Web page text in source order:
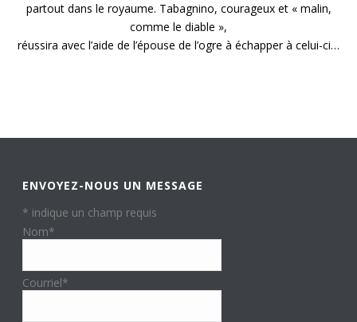
partout dans le royaume. Tabagnino, courageux et « malin,
comme le diable »,
réussira avec l’aide de l’épouse de l’ogre à échapper à celui-ci…
ENVOYEZ-NOUS UN MESSAGE
* indique un champ requis
Nom*
Courriel*